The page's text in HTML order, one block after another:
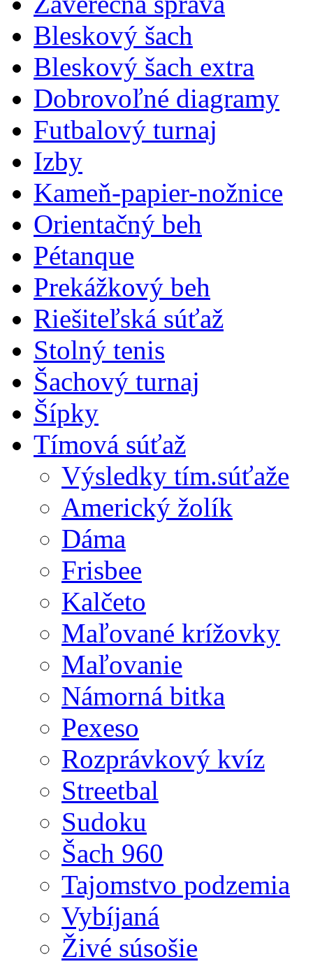
Bleskový šach
Bleskový šach extra
Dobrovoľné diagramy
Futbalový turnaj
Izby
Kameň-papier-nožnice
Orientačný beh
Pétanque
Prekážkový beh
Riešiteľská súťaž
Stolný tenis
Šachový turnaj
Šípky
Tímová súťaž
Výsledky tím.súťaže
Americký žolík
Dáma
Frisbee
Kalčeto
Maľované krížovky
Maľovanie
Námorná bitka
Pexeso
Rozprávkový kvíz
Streetbal
Sudoku
Šach 960
Tajomstvo podzemia
Vybíjaná
Živé súsošie